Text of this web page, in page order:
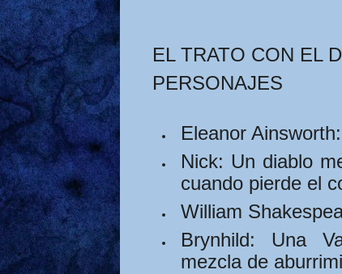
EL TRATO CON EL
PERSONAJES
Eleanor Ainsworth:
Nick: Un diablo
cuando pierde el
William
Brynhild: Una
mezcla de